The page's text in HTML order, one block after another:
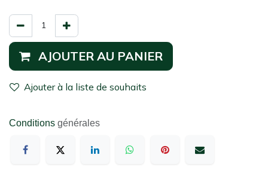
AJOUTER AU PANIER
Ajouter à la liste de souhaits
Conditions générales